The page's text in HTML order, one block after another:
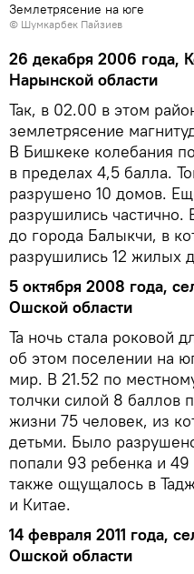
Землетрясение на юге
© Шумкарбек Пайзиев
26 декабря 2006 года,
Нарынской области
Так, в 02.00 в этом
землетрясение
В Бишкеке колебания
в пределах 4,5 балла.
разрушено 10 домов.
разрушились частично.
до города Балыкчи, в
разрушились 12 жилых
5 октября 2008 года,
Ошской области
Та ночь стала роковой
об этом поселении на
мир. В 21.52 по
толчки силой 8 баллов
жизни 75 человек, из
детьми. Было
попали 93 ребенка и
также ощущалось в
и Китае.
14 февраля 2011 года,
Ошской области